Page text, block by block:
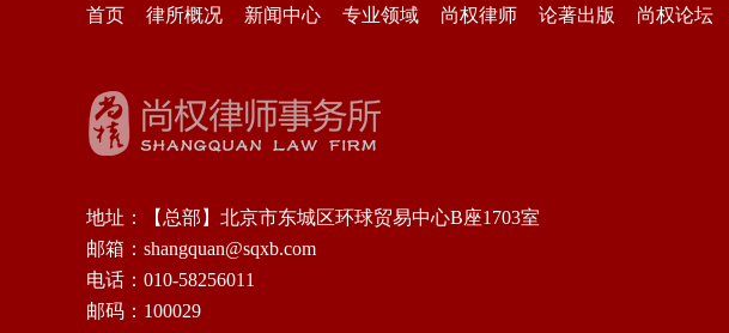
首页 律所概况 新闻中心 专业领域 尚权律师 论著出版 尚权论坛
地址：【总部】北京市东城区环球贸易中心B座1703室
邮箱：shangquan@sqxb.com
电话：010-58256011
邮码：100029